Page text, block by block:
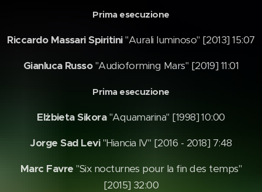
Prima esecuzione
Riccardo Massari Spiritini"Aurali luminoso" [2013] 15:07
Gianluca Russo"Audioforming Mars" [2019] 11:01
Prima esecuzione
Elżbieta Sikora"Aquamarina" [1998] 10:00
Jorge Sad Levi"Hiancia IV" [2016 - 2018] 7:48
Marc Favre "Six nocturnes pour la fin des temps"
[2015] 32:00